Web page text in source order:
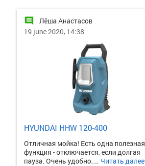
comment
Лёша Анастасов
19 june 2020, 14:38
HYUNDAI HHW 120-400
Отличная мойка! Есть одна полезная
функция - отключается, если долгая
пауза. Очень удобно.... Читать далее